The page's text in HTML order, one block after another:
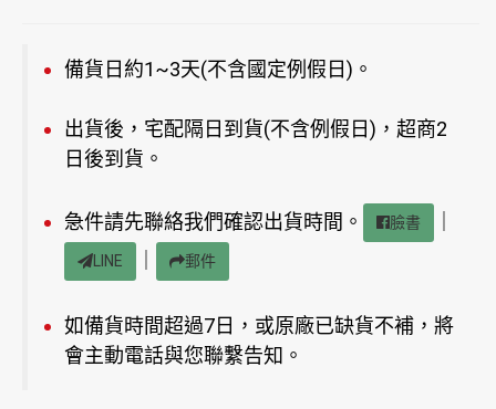
備貨日約1~3天(不含國定例假日)。
出貨後，宅配隔日到貨(不含例假日)，超商2
日後到貨。
急件請先聯絡我們確認出貨時間。 臉書
LINE 郵件
如備貨時間超過7日，或原廠已缺貨不補，將
會主動電話與您聯繫告知。